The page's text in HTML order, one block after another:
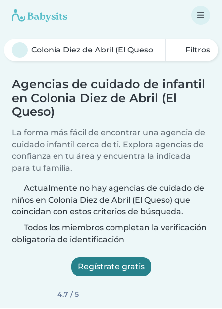
Filtros
Agencias de cuidado de infantil
en Colonia Diez de Abril (El
Queso)
La forma más fácil de encontrar una agencia de
cuidado infantil cerca de ti. Explora agencias de
confianza en tu área y encuentra la indicada
para tu familia.
Actualmente no hay agencias de cuidado de
niños en Colonia Diez de Abril (El Queso) que
coincidan con estos criterios de búsqueda.
Todos los miembros completan la verificación
obligatoria de identificación
Regístrate gratis
4.7 / 5